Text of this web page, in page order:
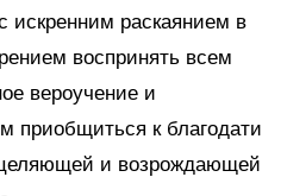
искренним раскаянием в
воспринять всем
вероучение и
приобщиться к благодати
и возрождающей